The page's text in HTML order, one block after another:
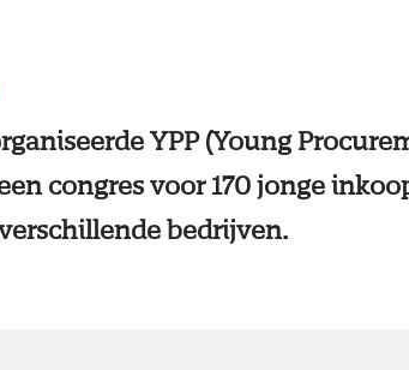
YPP (Young
congres voor 170 jonge
bedrijven.